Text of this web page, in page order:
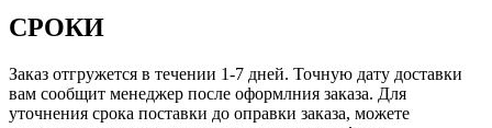
СРОКИ
Заказ отгружется в течении 1-7 дней. Точную дату доставки
вам сообщит менеджер после оформлния заказа. Для
уточнения срока поставки до оправки заказа, можете